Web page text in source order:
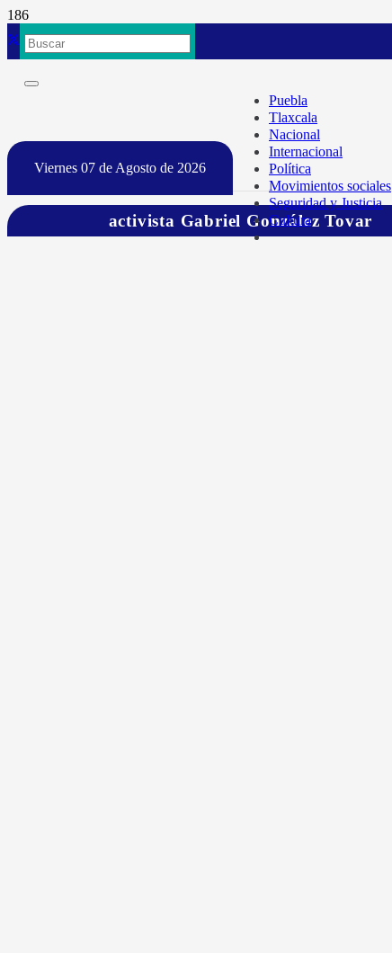
Viernes 07 de Agosto de 2026
Puebla
Tlaxcala
Nacional
Internacional
Política
Movimientos sociales
Seguridad y Justicia
Cultura
activista Gabriel González Tovar